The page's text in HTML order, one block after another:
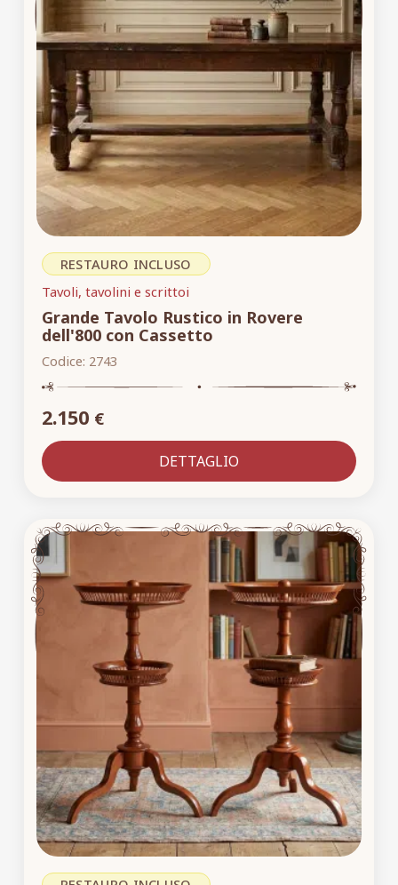
RESTAURO INCLUSO
Tavoli, tavolini e scrittoi
Grande Tavolo Rustico in Rovere
dell'800 con Cassetto
Codice: 2743
2.150 €
DETTAGLIO